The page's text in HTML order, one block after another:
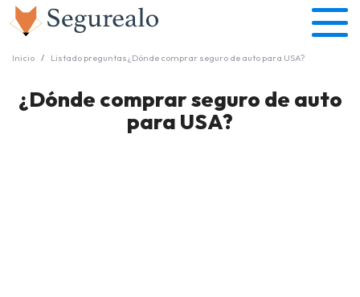
Inicio Listado preguntas¿Dónde comprar seguro de auto para USA?
¿Dónde comprar seguro de auto
para USA?